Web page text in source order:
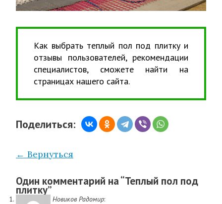
Как выбрать теплый пол под плитку и
отзывы пользователей, рекомендации
специалистов, сможете найти на
страницах нашего сайта.
Поделиться:
← Вернуться
Один комментарий на “Теплый пол под
плитку”
Новиков Радомир: